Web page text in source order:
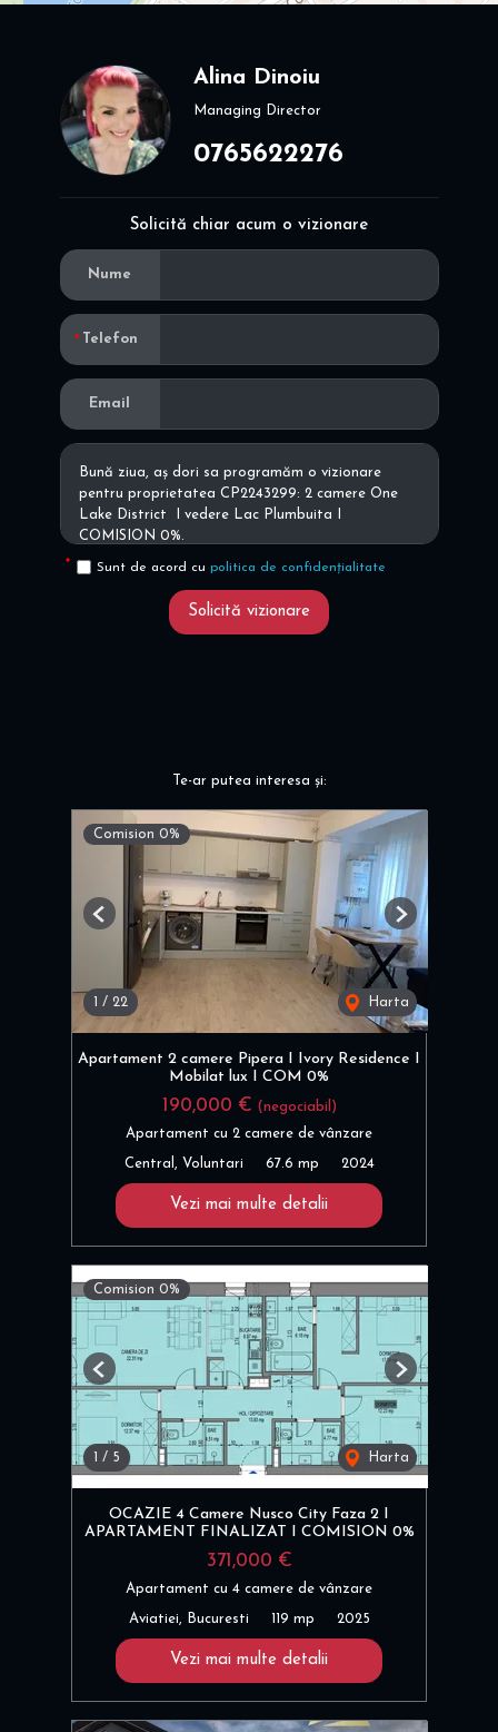
Alina Dinoiu
Managing Director
0765622276
Solicită chiar acum o vizionare
Nume
Telefon
Email
Sunt de acord cu politica de confidențialitate
Solicită vizionare
Te-ar putea interesa și:
Comision 0%
/ 22 Harta
Previous Next
Apartament 2 camere Pipera I Ivory Residence I
Mobilat lux I COM 0%
190,000 € (negociabil)
Apartament cu 2 camere de vânzare
Central, Voluntari 67.6 mp 2024
Vezi mai multe detalii
Comision 0%
/ 5 Harta
Previous Next
OCAZIE 4 Camere Nusco City Faza 2 I
APARTAMENT FINALIZAT I COMISION 0%
371,000 €
Apartament cu 4 camere de vânzare
Aviatiei, Bucuresti 119 mp 2025
Vezi mai multe detalii